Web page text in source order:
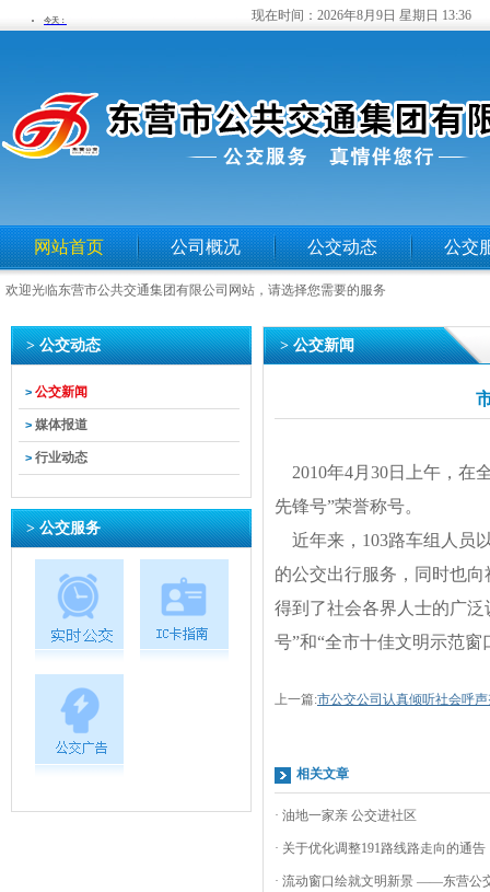
现在时间： 2026年8月9日 星期日 13:36
网站首页 公司概况 公交动态 公交
欢迎光临东营市公共交通集团有限公司网站，请选择您需要的服务
> 公交动态
> 公交新闻
> 媒体报道
> 行业动态
> 公交服务
> 公交新闻
2010年4月30日上午，在
先锋号”荣誉称号。
近年来，103路车组人员
的公交出行服务，同时也
得到了社会各界人士的广泛
号”和“全市十佳文明示范
上一篇:市公交公司认真倾听社会呼
相关文章
· 油地一家亲 公交进社区
· 关于优化调整191路线路走向的通告
· 流动窗口绘就文明新景 ——东营公